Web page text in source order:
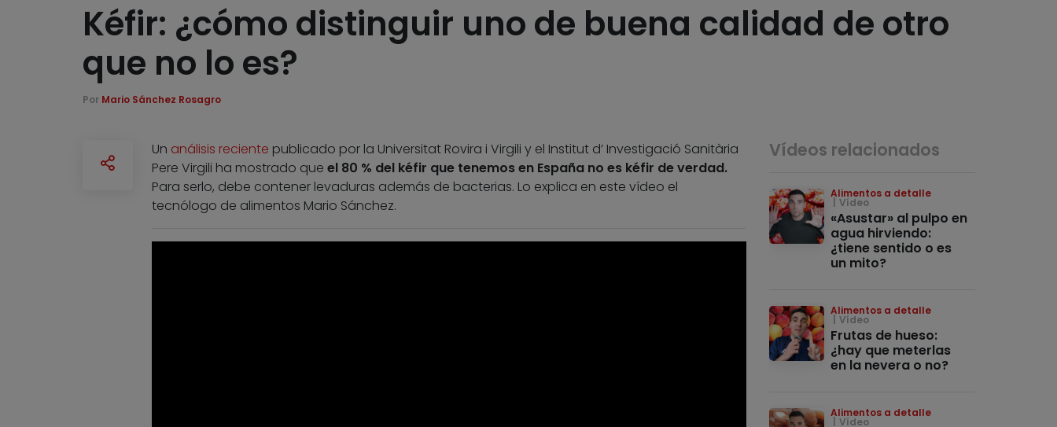
Kéfir: ¿cómo distinguir uno de buena calidad de otro
que no lo es?
Por Mario Sánchez Rosagro
Un análisis reciente publicado por la Universitat Rovira i Virgili y el Institut d’ Investigació Sanitària
Pere Virgili ha mostrado que el 80 % del kéfir que tenemos en España no es kéfir de verdad.
Para serlo, debe contener levaduras además de bacterias. Lo explica en este vídeo el
tecnólogo de alimentos Mario Sánchez.
Vídeos relacionados
Alimentos a detalle
Vídeo
«Asustar» al pulpo en
agua hirviendo:
¿tiene sentido o es
un mito?
Alimentos a detalle
Vídeo
Frutas de hueso:
¿hay que meterlas
en la nevera o no?
Alimentos a detalle
Vídeo